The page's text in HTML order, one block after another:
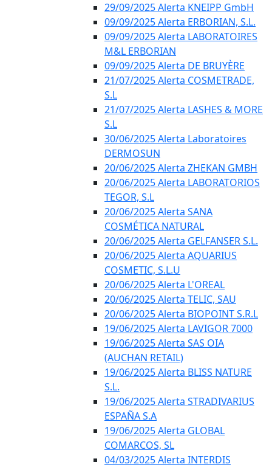
29/09/2025 Alerta KNEIPP GmbH
09/09/2025 Alerta ERBORIAN, S.L.
09/09/2025 Alerta LABORATOIRES
M&L ERBORIAN
09/09/2025 Alerta DE BRUYÈRE
21/07/2025 Alerta COSMETRADE,
S.L
21/07/2025 Alerta LASHES & MORE
S.L
30/06/2025 Alerta Laboratoires
DERMOSUN
20/06/2025 Alerta ZHEKAN GMBH
20/06/2025 Alerta LABORATORIOS
TEGOR, S.L
20/06/2025 Alerta SANA
COSMÉTICA NATURAL
20/06/2025 Alerta GELFANSER S.L.
20/06/2025 Alerta AQUARIUS
COSMETIC, S.L.U
20/06/2025 Alerta L'OREAL
20/06/2025 Alerta TELIC, SAU
20/06/2025 Alerta BIOPOINT S.R.L
19/06/2025 Alerta LAVIGOR 7000
19/06/2025 Alerta SAS OIA
(AUCHAN RETAIL)
19/06/2025 Alerta BLISS NATURE
S.L.
19/06/2025 Alerta STRADIVARIUS
ESPAÑA S.A
19/06/2025 Alerta GLOBAL
COMARCOS, SL
04/03/2025 Alerta INTERDIS